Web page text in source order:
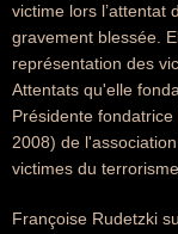
victime lors l’attentat
gravement blessée.
représentation des
Attentats qu'elle
Présidente
2008) de
victimes du terrorisme.
Françoise Rudetzki